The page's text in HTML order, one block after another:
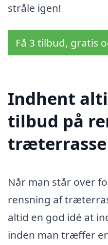
stråle igen!
Få 3 tilbud, gratis
Indhent
tilbud på
Når man står over
rensning af
altid en god idé at
inden man træffer